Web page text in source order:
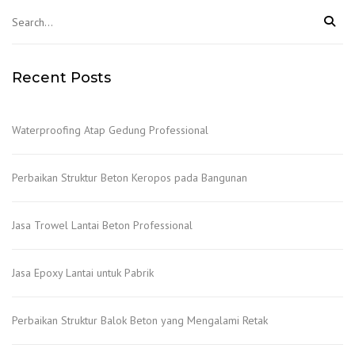
Recent Posts
Waterproofing Atap Gedung Professional
Perbaikan Struktur Beton Keropos pada Bangunan
Jasa Trowel Lantai Beton Professional
Jasa Epoxy Lantai untuk Pabrik
Perbaikan Struktur Balok Beton yang Mengalami Retak